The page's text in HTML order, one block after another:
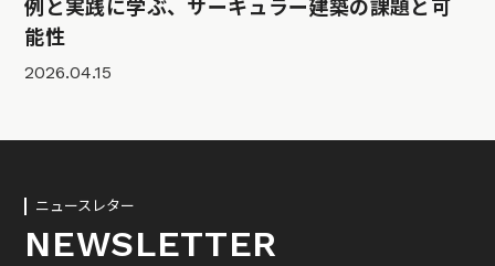
例と実践に学ぶ、サーキュラー建築の課題と可
能性
2026.04.15
ニュースレター
NEWSLETTER